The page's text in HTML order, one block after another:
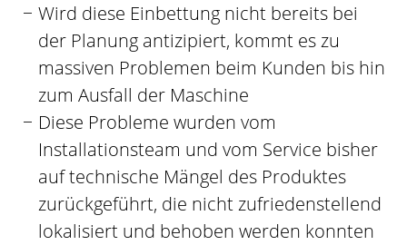
Wird diese Einbettung nicht bereits bei
der Planung antizipiert, kommt es zu
massiven Problemen beim Kunden bis hin
zum Ausfall der Maschine
Diese Probleme wurden vom
Installationsteam und vom Service bisher
auf technische Mängel des Produktes
zurückgeführt, die nicht zufriedenstellend
lokalisiert und behoben werden konnten